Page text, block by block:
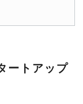
ートアップ